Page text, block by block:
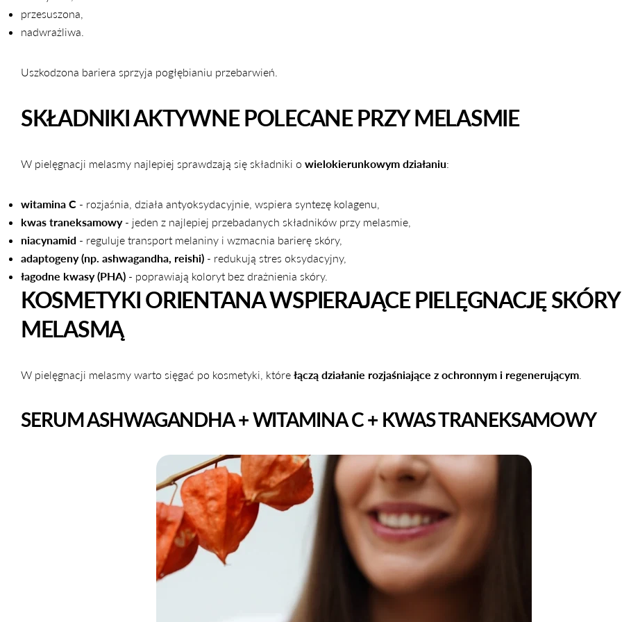
przesuszona,
nadwrażliwa.
Uszkodzona bariera sprzyja pogłębianiu przebarwień.
SKŁADNIKI AKTYWNE POLECANE PRZY MELASMIE
W pielęgnacji melasmy najlepiej sprawdzają się składniki o wielokierunkowym działaniu:
witamina C - rozjaśnia, działa antyoksydacyjnie, wspiera syntezę kolagenu,
kwas traneksamowy- jeden z najlepiej przebadanych składników przy melasmie,
niacynamid - reguluje transport melaniny i wzmacnia barierę skóry,
adaptogeny (np. ashwagandha, reishi) - redukują stres oksydacyjny,
łagodne kwasy (PHA) - poprawiają koloryt bez drażnienia skóry.
KOSMETYKI ORIENTANA WSPIERAJĄCE PIELĘGNACJĘ
MELASMĄ
W pielęgnacji melasmy warto sięgać po kosmetyki, które łączą działanie rozjaśniające z ochronnym i regenerującym
SERUM ASHWAGANDHA + WITAMINA C + KWAS TRANEKSAMOWY